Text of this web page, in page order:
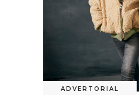
ADVERTORIAL